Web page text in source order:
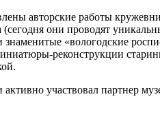
авторские работы
(сегодня они проводят
знаменитые «вологодские
реконструкции
активно участвовал партнер